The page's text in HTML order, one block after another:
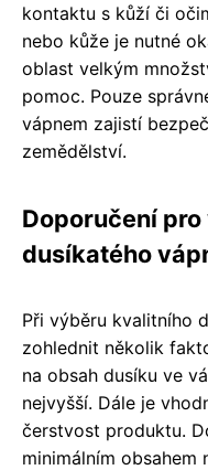
kontaktu s kůží či
nebo kůže je nutné
oblast velkým
pomoc. Pouze
vápnem zajistí
zemědělství.
Doporučení
dusíkatého
Při výběru kvalitního
zohlednit několik
na obsah dusíku ve
nejvyšší. Dále je
čerstvost produktu.
minimálním obsahem